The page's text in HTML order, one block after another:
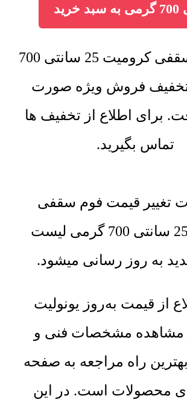
خرید فوم سقفی کرومیت 25 سانتی 700
تخفیف فروش ویژه صورت
برای اطلاع از تخفیف ها
تماس بگیرید.
تغییر قیمت فوم سقفی
کرومیت 25 سانتی 700 گرمی لیست
به روز رسانی میشود.
از قیمت به‌روز یونولیت
مشخصات فنی و
راه مراجعه به صفحه
محصولات است. در این